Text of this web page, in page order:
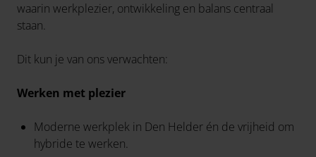
waarin werkplezier, ontwikkeling en balans centraal
staan.
Dit kun je van ons verwachten:
Werken met plezier
Moderne werkplek in Den Helder én de vrijheid om
hybride te werken.